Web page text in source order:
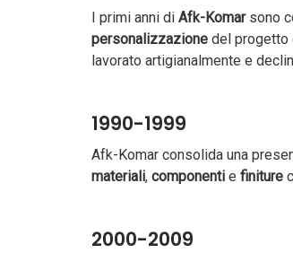
I primi anni di Afk-Komarsono
personalizzazione del progetto
lavorato artigianalmente e
1990-1999
Afk-Komar consolida una
materiali, componenti e finiture
2000-2009